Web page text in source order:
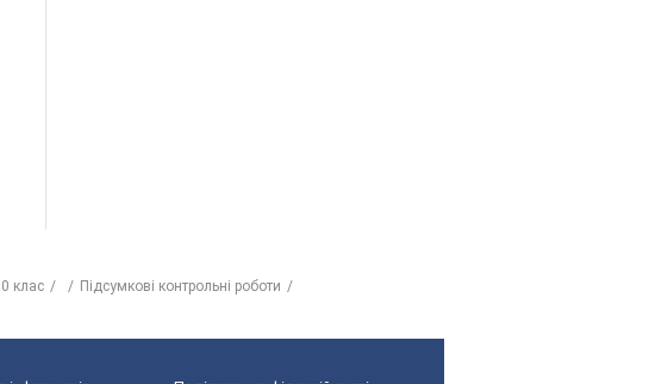
клас
Підсумкові контрольні роботи